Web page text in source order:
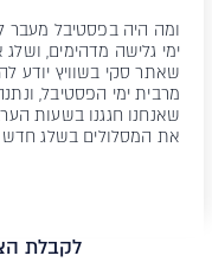
ומה היה בפסטיבל מעבר
ימי גלישה מדהימים,
שאתר סקי בשוויץ יודע
מרבית ימי הפסטיבל,
שאנחנו חגגנו בשעות
את המסלולים בשלג חדש
לקבלת